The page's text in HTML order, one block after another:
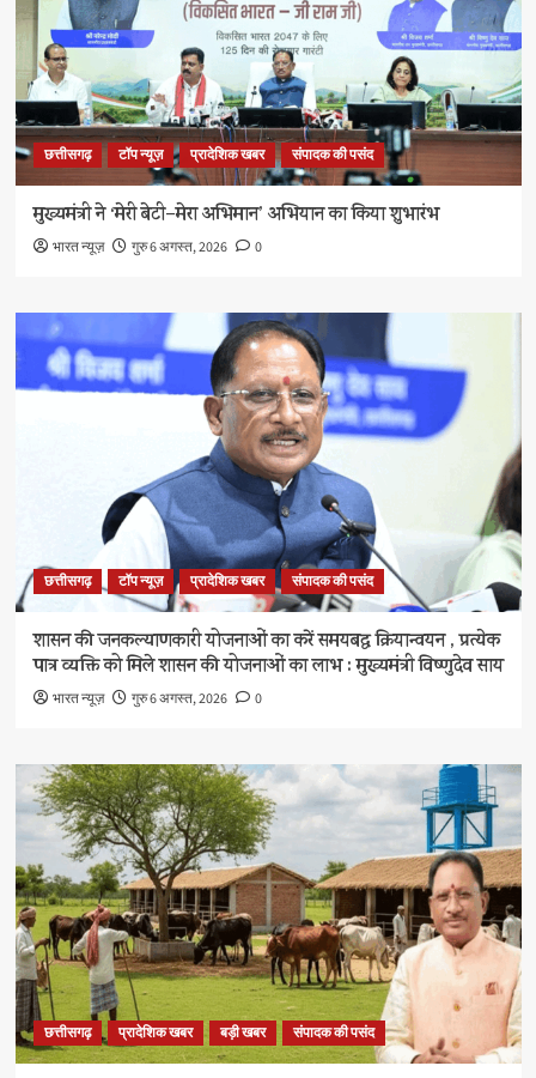
छत्तीसगढ़ टॉप न्यूज़ प्रादेशिक खबर संपादक की पसंद
मुख्यमंत्री ने ‘मेरी बेटी–मेरा अभिमान’ अभियान का किया शुभारंभ
भारत न्यूज़ गुरु 6 अगस्त, 2026 0
छत्तीसगढ़ टॉप न्यूज़ प्रादेशिक खबर संपादक की पसंद
शासन की जनकल्याणकारी योजनाओं का करें समयबद्ध क्रियान्वयन , प्रत्येक
पात्र व्यक्ति को मिले शासन की योजनाओं का लाभ : मुख्यमंत्री विष्णुदेव साय
भारत न्यूज़ गुरु 6 अगस्त, 2026 0
छत्तीसगढ़ प्रादेशिक खबर बड़ी खबर संपादक की पसंद